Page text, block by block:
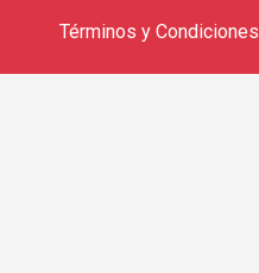
Términos y Condiciones